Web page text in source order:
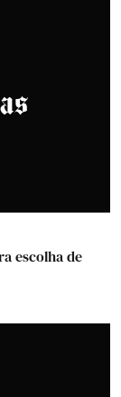
escolha de